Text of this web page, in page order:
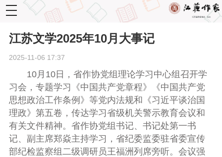
toggle
navigation
江苏文学2025年10月大事记
2025-11-06 17:37
10月10日，省作协党组理论学习中心组召开学
习会，专题学习《中国共产党章程》《中国共产党
思想政治工作条例》等党内法规和《习近平谈治国
理政》第五卷，传达学习省级机关警示教育会议和
有关文件精神。省作协党组书记、书记处第一书
记、副主席郑焱主持学习，省纪委监委驻省委宣传
部纪检监察组二级调研员王福洲列席旁听。会议强